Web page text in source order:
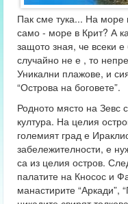
Пак сме тука... На море
само - море в Крит? А
защото зная, че всеки
случайно не е , то
Уникални плажове, и
“Острова на боговете”.
Родното място на Зевс
култура. На целия
големият град е
забележителности, е
са из целия остров.
палатите на Кносос и
манастирите “Аркади”,